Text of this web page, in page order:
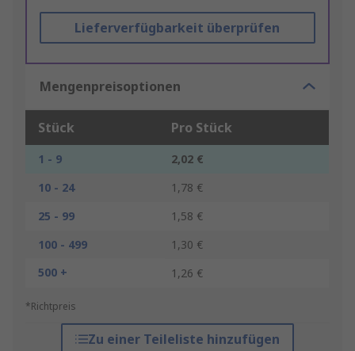
Lieferverfügbarkeit überprüfen
Mengenpreisoptionen
Stück Pro Stück
1 - 9
2,02 €
10 - 24
1,78 €
25 - 99
1,58 €
100 - 499
1,30 €
500 +
1,26 €
*Richtpreis
Zu einer Teileliste hinzufügen